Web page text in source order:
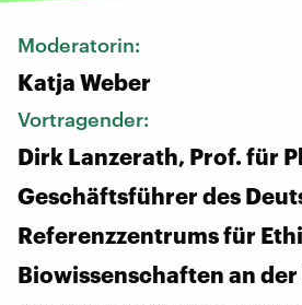
Moderatorin:
Katja Weber
Vortragender:
Dirk Lanzerath, Prof. für
Geschäftsführer des
Referenzzentrums für
Biowissenschaften an